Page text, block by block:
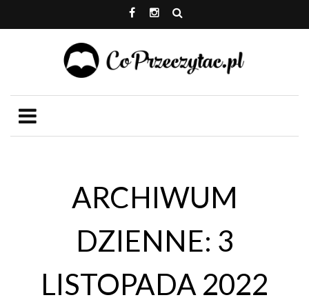
ARCHIWUM
DZIENNE: 3
LISTOPADA 2022